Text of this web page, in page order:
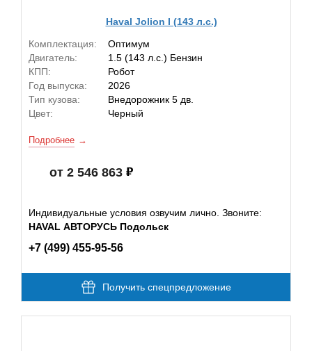
Haval Jolion I (143 л.с.)
Комплектация:
Оптимум
Двигатель:
1.5 (143 л.с.) Бензин
КПП:
Робот
Год выпуска:
2026
Тип кузова:
Внедорожник 5 дв.
Цвет:
Черный
Подробнее
от 2 546 863
Индивидуальные условия озвучим лично. Звоните:
HAVAL АВТОРУСЬ Подольск
+7 (499) 455-95-56
Получить спецпредложение